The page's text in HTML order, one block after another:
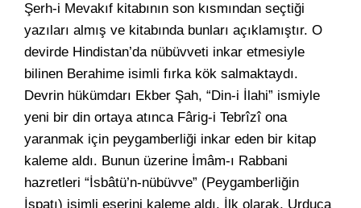
Şerh-i Mevakıf kitabının son kısmından seçtiği
yazıları almış ve kitabında bunları açıklamıştır. O
devirde Hindistan’da nübüvveti inkar etmesiyle
bilinen Berahime isimli fırka kök salmaktaydı.
Devrin hükümdarı Ekber Şah, “Din-i İlahi” ismiyle
yeni bir din ortaya atınca Fârig-i Tebrîzî ona
yaranmak için peygamberliği inkar eden bir kitap
kaleme aldı. Bunun üzerine İmâm-ı Rabbani
hazretleri “İsbâtü’n-nübüvve” (Peygamberliğin
İspatı) isimli eserini kaleme aldı. İlk olarak, Urduca